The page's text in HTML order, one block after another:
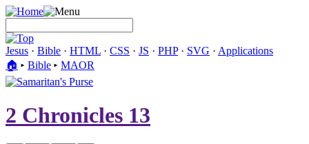
Jesus · Bible · HTML · CSS · JS · PHP· SVG · Applications
🏠︎ ▸ Bible ▸ MAOR
2 Chronicles 13